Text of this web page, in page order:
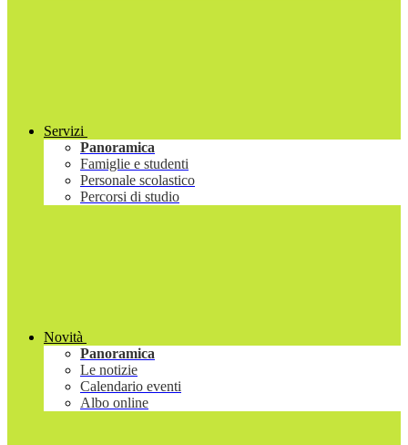
Servizi
Panoramica
Famiglie e studenti
Personale scolastico
Percorsi di studio
Novità
Panoramica
Le notizie
Calendario eventi
Albo online